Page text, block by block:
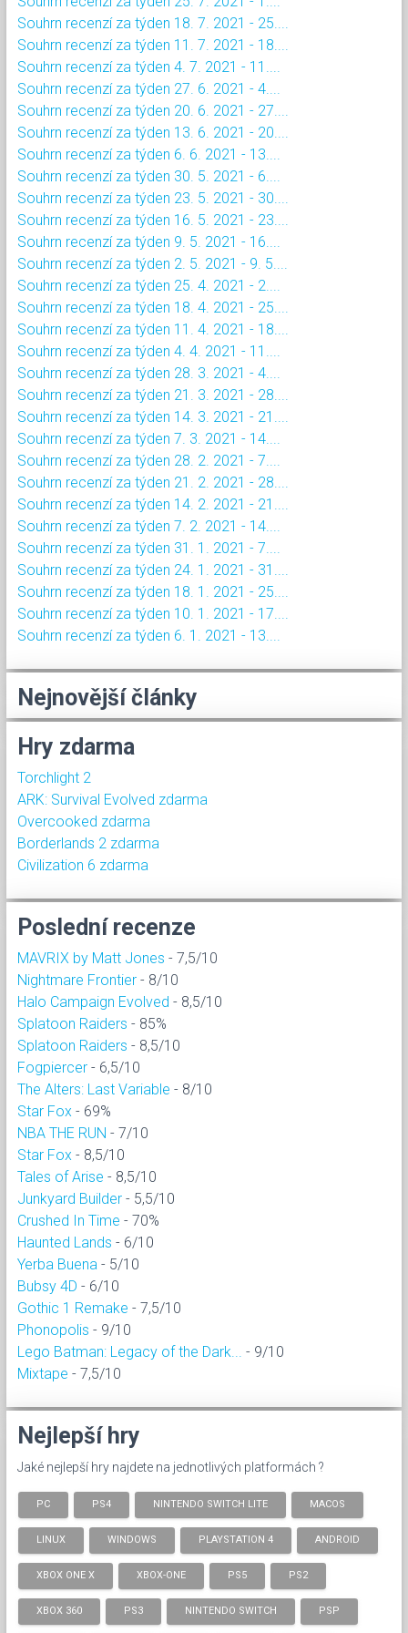
Souhrn recenzí za týden 18. 7. 2021 - 25....
Souhrn recenzí za týden 11. 7. 2021 - 18....
Souhrn recenzí za týden 4. 7. 2021 - 11....
Souhrn recenzí za týden 27. 6. 2021 - 4....
Souhrn recenzí za týden 20. 6. 2021 - 27....
Souhrn recenzí za týden 13. 6. 2021 - 20....
Souhrn recenzí za týden 6. 6. 2021 - 13....
Souhrn recenzí za týden 30. 5. 2021 - 6....
Souhrn recenzí za týden 23. 5. 2021 - 30....
Souhrn recenzí za týden 16. 5. 2021 - 23....
Souhrn recenzí za týden 9. 5. 2021 - 16....
Souhrn recenzí za týden 2. 5. 2021 - 9. 5....
Souhrn recenzí za týden 25. 4. 2021 - 2....
Souhrn recenzí za týden 18. 4. 2021 - 25....
Souhrn recenzí za týden 11. 4. 2021 - 18....
Souhrn recenzí za týden 4. 4. 2021 - 11....
Souhrn recenzí za týden 28. 3. 2021 - 4....
Souhrn recenzí za týden 21. 3. 2021 - 28....
Souhrn recenzí za týden 14. 3. 2021 - 21....
Souhrn recenzí za týden 7. 3. 2021 - 14....
Souhrn recenzí za týden 28. 2. 2021 - 7....
Souhrn recenzí za týden 21. 2. 2021 - 28....
Souhrn recenzí za týden 14. 2. 2021 - 21....
Souhrn recenzí za týden 7. 2. 2021 - 14....
Souhrn recenzí za týden 31. 1. 2021 - 7....
Souhrn recenzí za týden 24. 1. 2021 - 31....
Souhrn recenzí za týden 18. 1. 2021 - 25....
Souhrn recenzí za týden 10. 1. 2021 - 17....
Souhrn recenzí za týden 6. 1. 2021 - 13....
Nejnovější články
Hry zdarma
Torchlight 2
ARK: Survival Evolved zdarma
Overcooked zdarma
Borderlands 2 zdarma
Civilization 6 zdarma
Poslední recenze
MAVRIX by Matt Jones - 7,5/10
Nightmare Frontier - 8/10
Halo Campaign Evolved - 8,5/10
Splatoon Raiders - 85%
Splatoon Raiders - 8,5/10
Fogpiercer - 6,5/10
The Alters: Last Variable - 8/10
Star Fox - 69%
NBA THE RUN - 7/10
Star Fox - 8,5/10
Tales of Arise - 8,5/10
Junkyard Builder - 5,5/10
Crushed In Time - 70%
Haunted Lands - 6/10
Yerba Buena - 5/10
Bubsy 4D - 6/10
Gothic 1 Remake - 7,5/10
Phonopolis - 9/10
Lego Batman: Legacy of the Dark...
- 9/10
Mixtape - 7,5/10
Nejlepší hry
Jaké nejlepší hry najdete na jednotlivých platformách ?
PC PS4 NINTENDO SWITCH LITE MACOS
LINUX WINDOWS PLAYSTATION 4 ANDROID
XBOX ONE X XBOX-ONE PS5 PS2
XBOX 360 PS3 NINTENDO SWITCH PSP